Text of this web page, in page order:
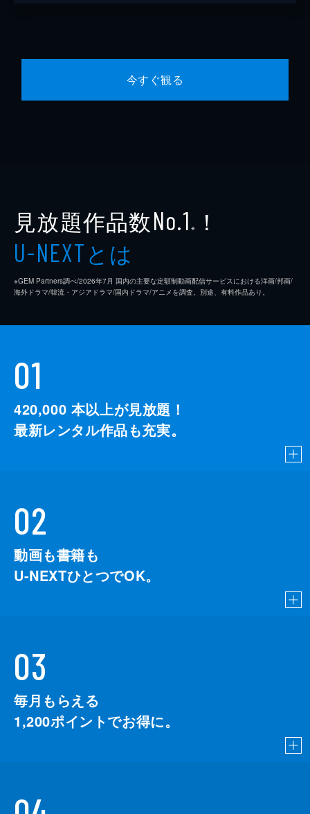
今すぐ観る
見放題作品数No.1 ※ ！
U-NEXTとは
※GEM Partners調べ/2026年7⽉ 国内の主要な定額制動画配信サービスにおける洋画/邦画/
海外ドラマ/韓流・アジアドラマ/国内ドラマ/アニメを調査。別途、有料作品あり。
01
420,000 本以上が見放題！
最新レンタル作品も充実。
02
動画も書籍も
U-NEXTひとつでOK。
03
毎月もらえる
1,200ポイントでお得に。